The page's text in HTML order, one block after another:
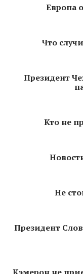
Европа
Что
Президент
Кто не
Не
Президент